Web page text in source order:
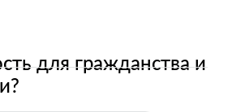
для гражданства и